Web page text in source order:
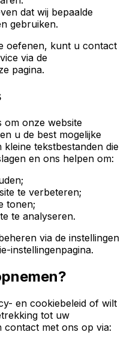
dat wij bepaalde
gebruiken.
oefenen, kunt u contact
via de
pagina.
om onze website
u de best mogelijke
tekstbestanden die
en ons helpen om:
te verbeteren;
tonen;
te analyseren.
via de instellingen
instellingenpagina.
en cookiebeleid of wilt
tot uw
contact met ons op via: